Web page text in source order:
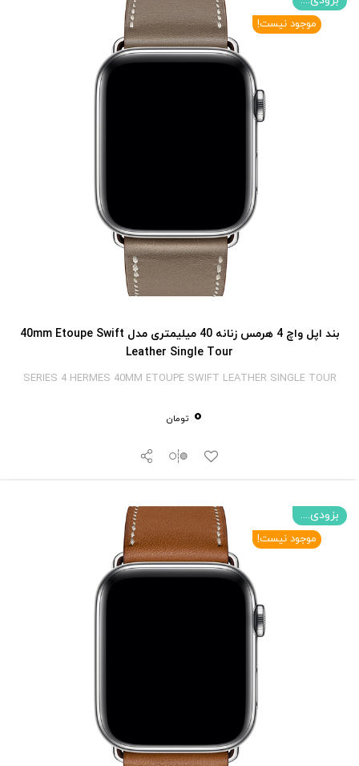
موجود نیست!
بند اپل واچ 4 هرمس زنانه 40 میلیمتری مدل 40mm Etoupe Swift
Leather Single Tour
SERIES 4 HERMES 40MM ETOUPE SWIFT LEATHER SINGLE TOUR
0 تومان
بزودی....
موجود نیست!